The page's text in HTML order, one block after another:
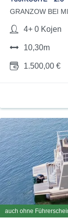
GRANZOW BEI
4+ 0 Kojen
10,30m
1.500,00 €
auch ohne